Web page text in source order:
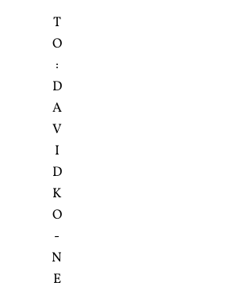
T
O
:
D
A­
V
I
D
K
O
­
N
E